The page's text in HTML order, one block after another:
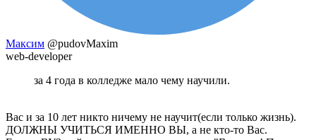
Максим @pudovMaxim
web-developer
за 4 года в колледже мало чему научили.
Вас и за 10 лет никто ничему не научит(если только жизнь).
ДОЛЖНЫ УЧИТЬСЯ ИМЕННО ВЫ, а не кто-то Вас.